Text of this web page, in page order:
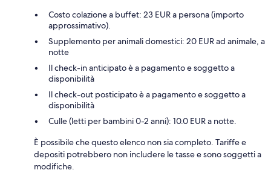
Costo colazione a buffet: 23 EUR a persona (importo
approssimativo).
Supplemento per animali domestici: 20 EUR ad animale, a
notte
Il check-in anticipato è a pagamento e soggetto a
disponibilità
Il check-out posticipato è a pagamento e soggetto a
disponibilità
Culle (letti per bambini 0-2 anni): 10.0 EUR a notte.
È possibile che questo elenco non sia completo. Tariffe e
depositi potrebbero non includere le tasse e sono soggetti a
modifiche.